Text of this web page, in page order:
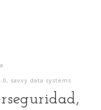
, savvy data systems